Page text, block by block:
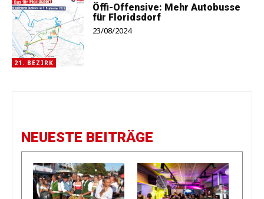
21. BEZIRK
Öffi-Offensive: Mehr Autobusse
für Floridsdorf
23/08/2024
NEUESTE BEITRÄGE